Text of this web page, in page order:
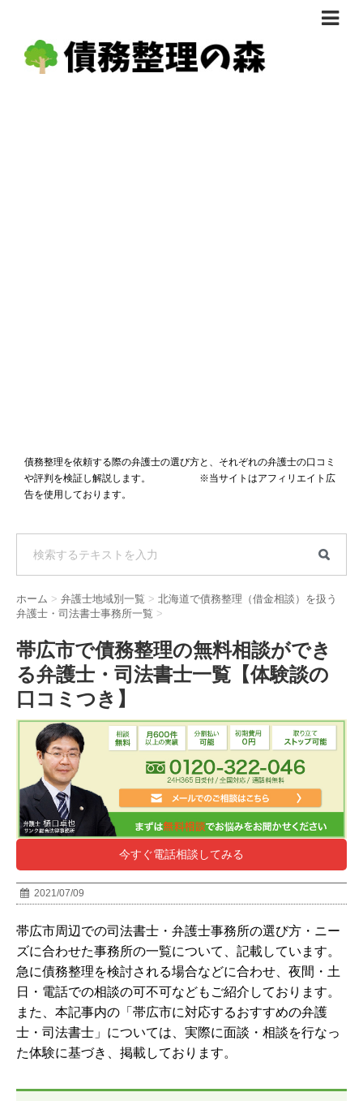
債務整理体験談
債務整理を依頼する際の弁護士の選び方と、それぞれの弁護士の口コミ
や評判を検証し解説します。 ※当サイトはアフィリエイト広
告を使用しております。
ホーム > 弁護士地域別一覧 > 北海道で債務整理（借金相談）を扱う
弁護士・司法書士事務所一覧 >
帯広市で債務整理の無料相談ができ
る弁護士・司法書士一覧【体験談の
口コミつき】
今すぐ電話相談してみる
2021/07/09
帯広市周辺での司法書士・弁護士事務所の選び方・ニー
ズに合わせた事務所の一覧について、記載しています。
急に債務整理を検討される場合などに合わせ、夜間・土
日・電話での相談の可不可などもご紹介しております。
また、本記事内の「帯広市に対応するおすすめの弁護
士・司法書士」については、実際に面談・相談を行なっ
た体験に基づき、掲載しております。